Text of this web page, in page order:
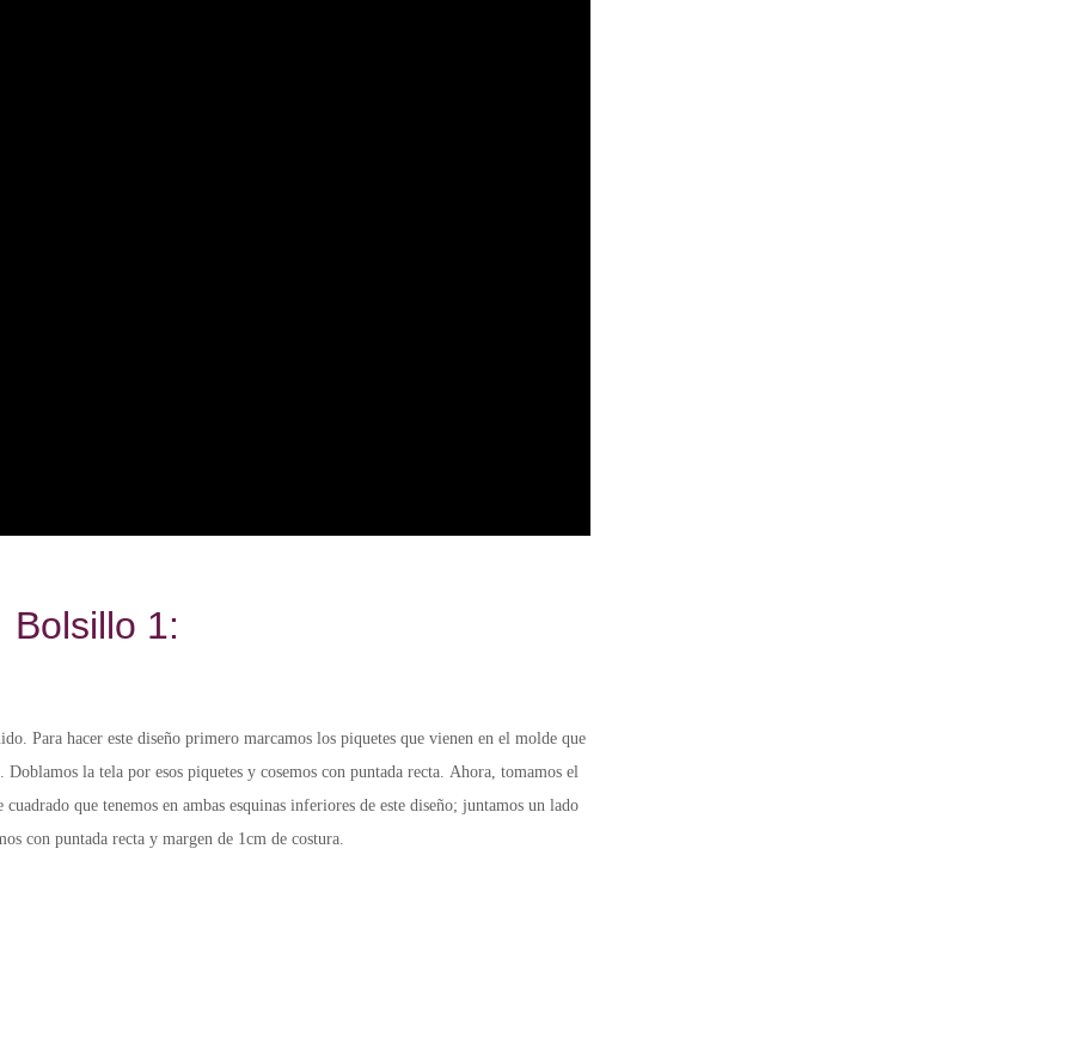
Bolsillo 1:
Para hacer este diseño primero marcamos los piquetes que vienen en el molde que
la tela por esos piquetes y cosemos con puntada recta. Ahora, tomamos el
que tenemos en ambas esquinas inferiores de este diseño; juntamos un lado
con puntada recta y margen de 1cm de costura.